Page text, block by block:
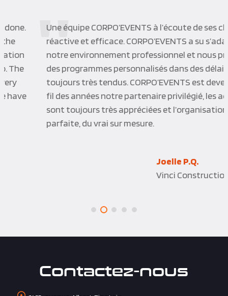
Une équipe CORPO’EVENTS à l’écoute de ses clients,
réactive et efficace. CORPO’EVENTS a su s’adapter à
notre environnement professionnel et nous proposer
des programmes personnalisés dans des délais
toujours très tendus. CORPO’EVENTS est devenu au
fil des années notre partenaire privilégié, les activités
sont toujours très appréciées et l’organisation
parfaite, du vrai sur mesure.
Joelle P.Q.
Vinci Construction
Contactez-nous